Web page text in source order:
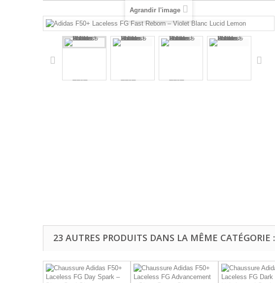
Agrandir l'image
23 AUTRES PRODUITS DANS LA MÊME CATÉGORIE :